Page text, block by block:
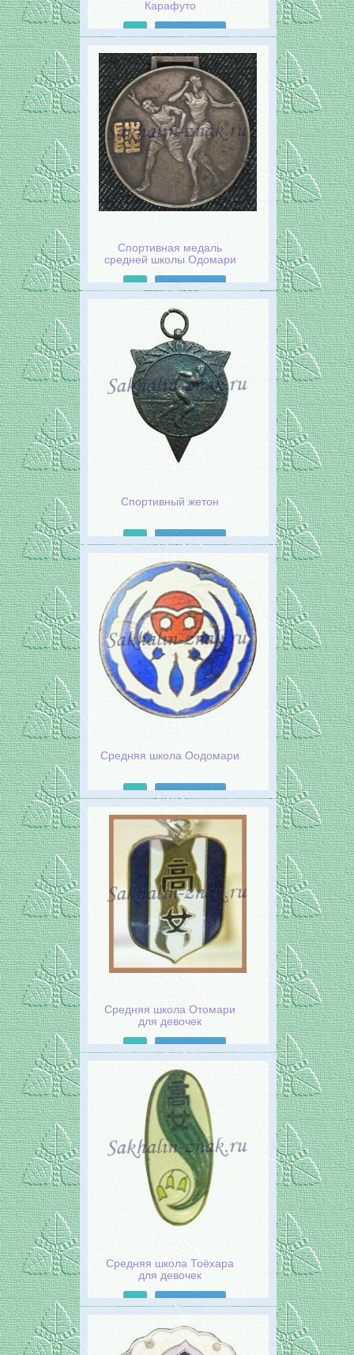
Карафуто
Спортивная медаль
средней школы Одомари
Спортивный жетон
Средняя школа Оодомари
Средняя школа Отомари
для девочек
Средняя школа Тоёхара
для девочек